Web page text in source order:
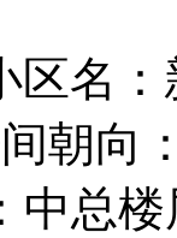
区名
朝向
中总